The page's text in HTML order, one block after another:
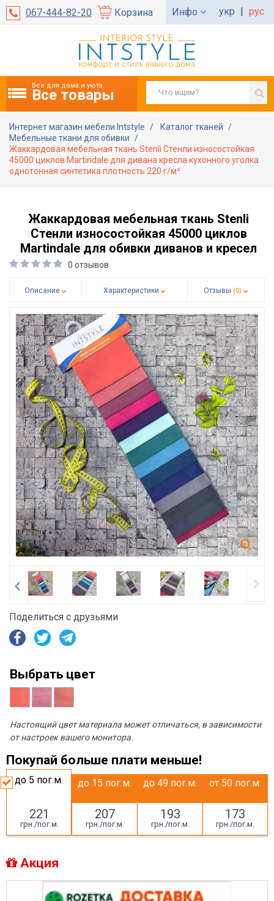
067-444-82-20 Корзина Инфо укр | рус
Все для дома и уюта
Все товары
Интернет магазин мебели Intstyle
Каталог тканей
Мебельные ткани для обивки
Жаккардовая мебельная ткань Stenli Стенли износостойкая
45000 циклов Martindale для дивана кресла кухонного уголка
однотонная синтетика плотность 220 г/м²
Жаккардовая мебельная ткань Stenli
Стенли износостойкая 45000 циклов
Martindale для обивки диванов и кресел
0 отзывов
Описание Характеристики Отзывы (0)
Поделиться с друзьями
Выбрать цвет
Настоящий цвет материала может отличаться, в зависимости
от настроек вашего монитора.
Покупай больше плати меньше!
до 5 пог.м.
221
грн./пог.м.
до 15 пог.м.
207
грн./пог.м.
до 49 пог.м.
193
грн./пог.м.
от 50 пог.м.
173
грн./пог.м.
Акция